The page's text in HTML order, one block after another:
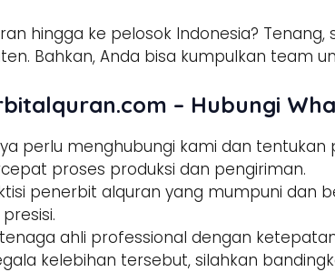
hingga ke pelosok Indonesia?
Bahkan, Anda bisa kumpulkan team
– Hubungi
perlu menghubungi kami dan
proses produksi dan pengiriman.
penerbit alquran yang mumpuni dan
ahli professional dengan
kelebihan tersebut, silahkan